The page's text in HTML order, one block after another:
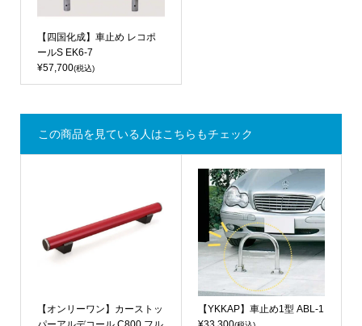
【四国化成】車止め レコポ
ールS EK6-7
¥57,700(税込)
この商品を見ている人はこちらもチェック
【オンリーワン】カーストッ
【YKKAP】車止め1型 ABL-1